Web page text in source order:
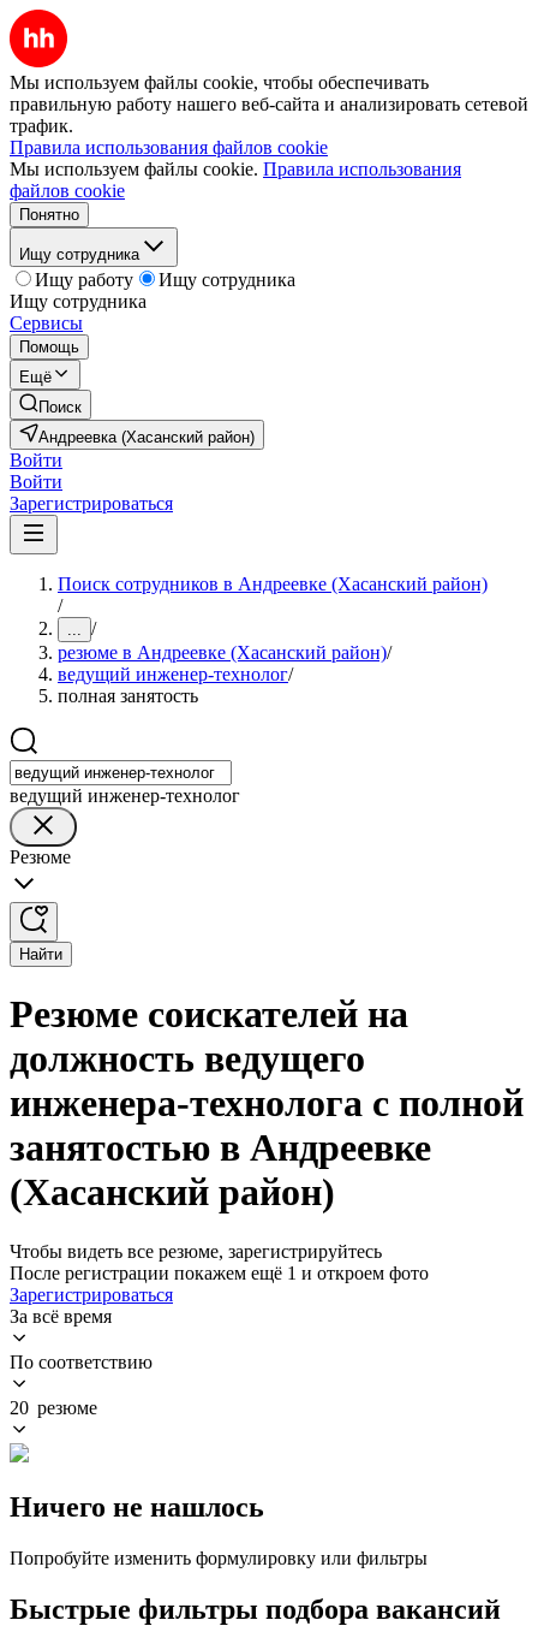
Мы используем файлы cookie, чтобы обеспечивать
правильную работу нашего веб-сайта и анализировать сетевой
трафик.
Правила использования файлов cookie
Мы используем файлы cookie. Правила использования
файлов cookie
Понятно
Ищу сотрудника
Ищу работу
Ищу сотрудника
Ищу сотрудника
Сервисы
Помощь
Ещё
Поиск
Андреевка (Хасанский район)
Войти
Войти
Зарегистрироваться
Поиск сотрудников в Андреевке (Хасанский район)
/
... /
резюме в Андреевке (Хасанский район)/
ведущий инженер-технолог/
полная занятость
ведущий инженер-технолог
Резюме
Найти
Резюме соискателей на
должность ведущего
инженера-технолога с полной
занятостью в Андреевке
(Хасанский район)
Чтобы видеть все резюме, зарегистрируйтесь
После регистрации покажем ещё 1 и откроем фото
Зарегистрироваться
За всё время
По соответствию
20 резюме
Ничего не нашлось
Попробуйте изменить формулировку или фильтры
Быстрые фильтры подбора вакансий